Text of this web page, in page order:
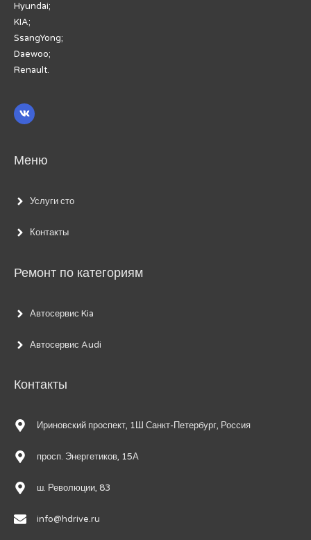
Hyundai;
KIA;
SsangYong;
Daewoo;
Renault.
Меню
Услуги сто
Контакты
Ремонт по категориям
Автосервис Kia
Автосервис Audi
Контакты
Ириновский проспект, 1Ш Санкт-Петербург, Россия
просп. Энергетиков, 15А
ш. Революции, 83
info@hdrive.ru